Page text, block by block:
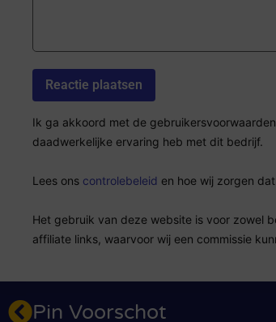
Ik ga akkoord met de
daadwerkelijke ervaring heb met dit bedrijf.
Lees ons controlebeleid en hoe wij zorgen
Het gebruik van deze website is voor zowel
affiliate links, waarvoor wij een commissie
Pin Voorschot